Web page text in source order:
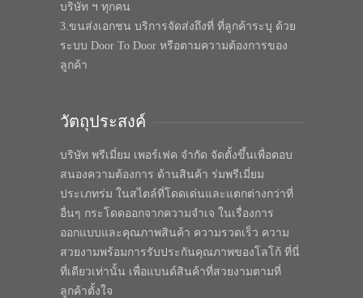
บริษัท ฯ ทุกคน
3.ขนส่งเอกชน บริการจัดส่งถึงที่ ที่ลูกค้าระบุ ด้วย
ระบบ Door To Door หรือตามความต้องการของ
ลูกค้า
วัตถุประสงค์
บริษัท พรีเมี่ยม เพอร์เฟค จำกัด จัดตั้งขึ้นเพื่อตอบ
สนองความต้องการ ด้านสินค้า ร่มพรีเมี่ยม
ประเภทร่ม ในสไตล์ที่โดดเด่นและแตกต่างกว่าที่
อื่นๆ กระโดดออกจากความจำเจ ในเรื่องการ
ออกแบบและคุณภาพสินค้า ความรวดเร็ว ความ
สวยงามพร้อมการรับประกันคุณภาพของโลโก้ ที่นี่
ที่เดียวเท่านั้น เพื่อแบนด์สินค้าที่สวยงามตามที่
ลูกค้าตั้งใจ